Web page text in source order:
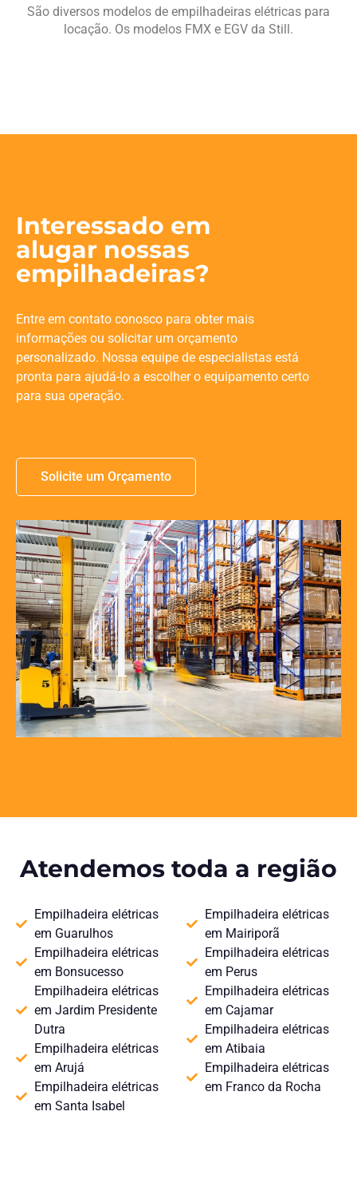
São diversos modelos de empilhadeiras elétricas para
locação. Os modelos FMX e EGV da Still.
Interessado em
alugar nossas
empilhadeiras?
Entre em contato conosco para obter mais
informações ou solicitar um orçamento
personalizado. Nossa equipe de especialistas está
pronta para ajudá-lo a escolher o equipamento certo
para sua operação.
Solicite um Orçamento
Atendemos toda a região
Empilhadeira elétricas
em Guarulhos
Empilhadeira elétricas
em Bonsucesso
Empilhadeira elétricas
em Jardim Presidente
Dutra
Empilhadeira elétricas
em Arujá
Empilhadeira elétricas
em Santa Isabel
Empilhadeira elétricas
em Mairiporã
Empilhadeira elétricas
em Perus
Empilhadeira elétricas
em Cajamar
Empilhadeira elétricas
em Atibaia
Empilhadeira elétricas
em Franco da Rocha